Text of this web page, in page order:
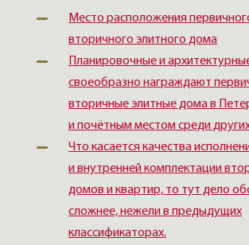
Место расположения
вторичного элитного дома
Планировочные и
своеобразно награждают
вторичные элитные дома в
и почётным местом среди
Что касается качества
и внутренней комплектации
домов и квартир, то тут дело
сложнее, нежели в предыдущих
классификаторах.